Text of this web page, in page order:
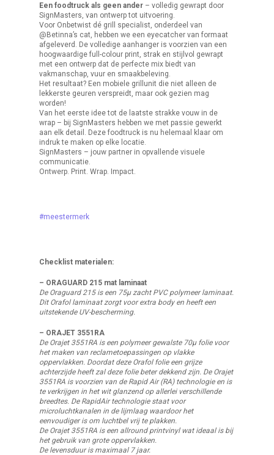
Een foodtruck als geen ander – volledig gewrapt door
SignMasters, van ontwerp tot uitvoering.
Voor Onbetwist dé grill specialist, onderdeel van
@Betinna’s cat, hebben we een eyecatcher van formaat
afgeleverd. De volledige aanhanger is voorzien van een
hoogwaardige full-colour print, strak en stijlvol gewrapt
met een ontwerp dat de perfecte mix biedt van
vakmanschap, vuur en smaakbeleving.
Het resultaat? Een mobiele grillunit die niet alleen de
lekkerste geuren verspreidt, maar ook gezien mag
worden!
Van het eerste idee tot de laatste strakke vouw in de
wrap – bij SignMasters hebben we met passie gewerkt
aan elk detail. Deze foodtruck is nu helemaal klaar om
indruk te maken op elke locatie.
SignMasters – jouw partner in opvallende visuele
communicatie.
Ontwerp. Print. Wrap. Impact.
#meestermerk
Checklist materialen:
– ORAGUARD 215 mat laminaat
De Oraguard 215 is een 75µ zacht PVC polymeer laminaat.
Dit Orafol laminaat zorgt voor extra body en heeft een
uitstekende UV-bescherming.
– ORAJET 3551RA
De Orajet 3551RA is een polymeer gewalste 70μ folie voor
het maken van reclametoepassingen op vlakke
oppervlakken. Doordat deze Orafol folie een grijze
achterzijde heeft zal deze folie beter dekkend zijn. De Orajet
3551RA is voorzien van de Rapid Air (RA) technologie en is
te verkrijgen in het wit glanzend op allerlei verschillende
breedtes. De RapidAir technologie staat voor
microluchtkanalen in de lijmlaag waardoor het
eenvoudiger is om luchtbel vrij te plakken.
De Orajet 3551RA is een allround printvinyl wat ideaal is bij
het gebruik van grote oppervlakken.
De levensduur is maximaal 7 jaar.